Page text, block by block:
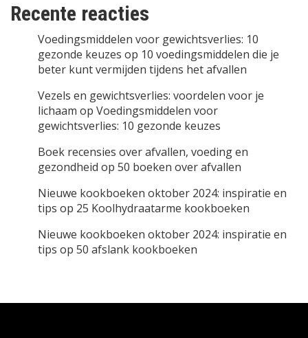
Recente reacties
Voedingsmiddelen voor gewichtsverlies: 10
gezonde keuzes op 10 voedingsmiddelen die je
beter kunt vermijden tijdens het afvallen
Vezels en gewichtsverlies: voordelen voor je
lichaam op Voedingsmiddelen voor
gewichtsverlies: 10 gezonde keuzes
Boek recensies over afvallen, voeding en
gezondheid op 50 boeken over afvallen
Nieuwe kookboeken oktober 2024: inspiratie en
tips op 25 Koolhydraatarme kookboeken
Nieuwe kookboeken oktober 2024: inspiratie en
tips op 50 afslank kookboeken